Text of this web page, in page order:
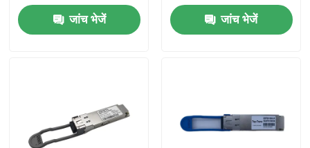
हमारे बारे में
जांच भेजें
जांच भेजें